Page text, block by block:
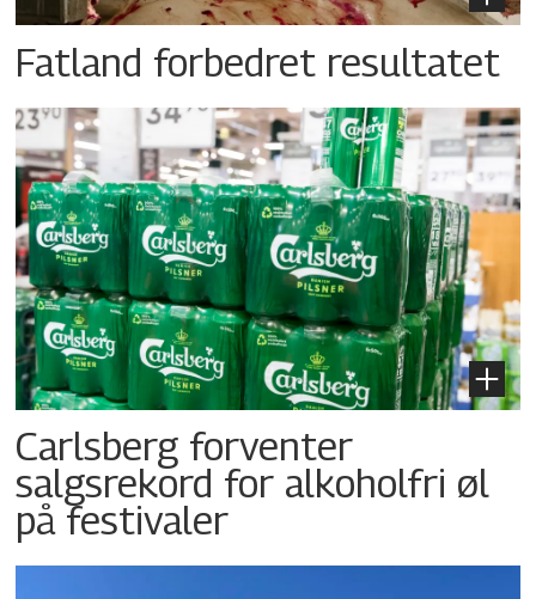
Fatland forbedret resultatet
Carlsberg forventer
salgsrekord for alkoholfri øl
på festivaler